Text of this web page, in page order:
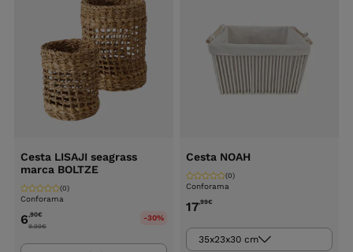
Cesta LISAJI seagrass
marca BOLTZE
Conforama
(0)
6,90€
9.99€
-30%
Cesta NOAH
Conforama
(0)
17,99€
35x23x30 cm